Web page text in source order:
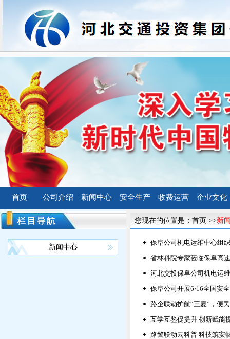
首页 公司介绍 新闻中心 安全生产 收费运营 企业文化
新闻中心
您现在的位置是： 首页 >>新
保阜公司机电运维中心组
省林科院专家莅临保阜高
河北交投保阜公司机电运
保阜公司开展6·16全国安
路企联动护航“三夏”，便
互学互鉴促提升 创新赋能
路警联动云科普 科技筑安